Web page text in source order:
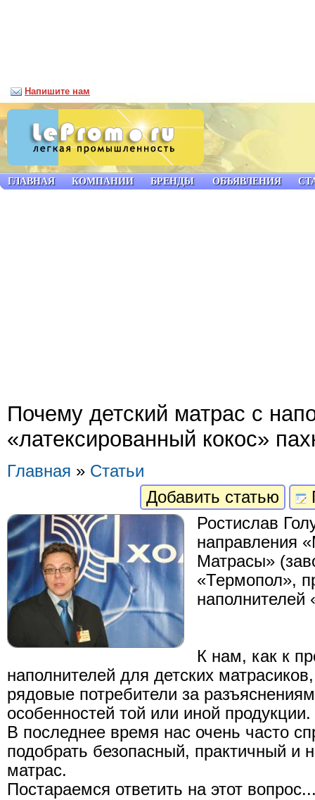
Почему детский матрас с
«латексированный кокос»
Главная » Статьи
Добавить статью
Ростислав
направления
Матрасы»
«Термопол»,
К нам, как к
наполнителей для детских
рядовые потребители за
особенностей той или иной продукции.
В последнее время нас очень часто
подобрать безопасный, практичный и
матрас.
Постараемся ответить на этот
ГЛАВНАЯ КОМПАНИИ БРЕНДЫ ОБЪЯВЛЕНИЯ
Напишите нам